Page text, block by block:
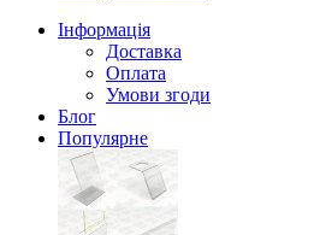
Інформація
Доставка
Оплата
Умови згоди
Блог
Популярне